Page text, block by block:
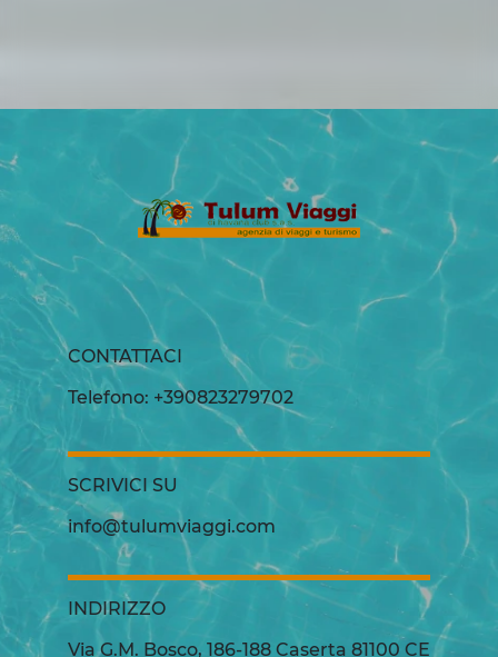
CONTATTACI
Telefono: +390823279702
SCRIVICI SU
info@tulumviaggi.com
INDIRIZZO
Via G.M. Bosco, 186-188 Caserta 81100 CE